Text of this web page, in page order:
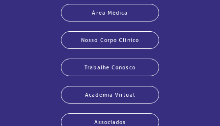
Área Médica
Nosso Corpo Clínico
Trabalhe Conosco
Academia Virtual
Associados